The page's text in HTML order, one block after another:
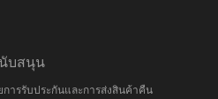
บสนุน
การรับประกันและการส่งสินค้าคืน